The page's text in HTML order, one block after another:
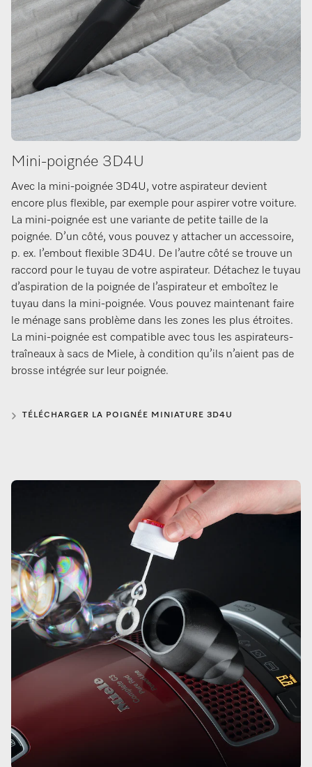
Mini-poignée 3D4U
Avec la mini-poignée 3D4U, votre aspirateur devient
encore plus flexible, par exemple pour aspirer votre voiture.
La mini-poignée est une variante de petite taille de la
poignée. D’un côté, vous pouvez y attacher un accessoire,
p. ex. l’embout flexible 3D4U. De l’autre côté se trouve un
raccord pour le tuyau de votre aspirateur. Détachez le tuyau
d’aspiration de la poignée de l’aspirateur et emboîtez le
tuyau dans la mini-poignée. Vous pouvez maintenant faire
le ménage sans problème dans les zones les plus étroites.
La mini-poignée est compatible avec tous les aspirateurs-
traîneaux à sacs de Miele, à condition qu’ils n’aient pas de
brosse intégrée sur leur poignée.
TÉLÉCHARGER LA POIGNÉE MINIATURE 3D4U